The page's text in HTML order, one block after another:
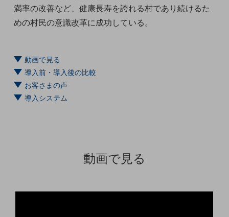
クラウド・データセンター
電話・映像コミュニケーション
業務支援・マーケティング
課題・ニーズで探す
満率の改善など、健康長寿を誇れる村であり続けるた
めの村民の意識改革に成功している。
動画で見る
導入前・導入後の比較
お客さまの声
導入システム
動画で見る